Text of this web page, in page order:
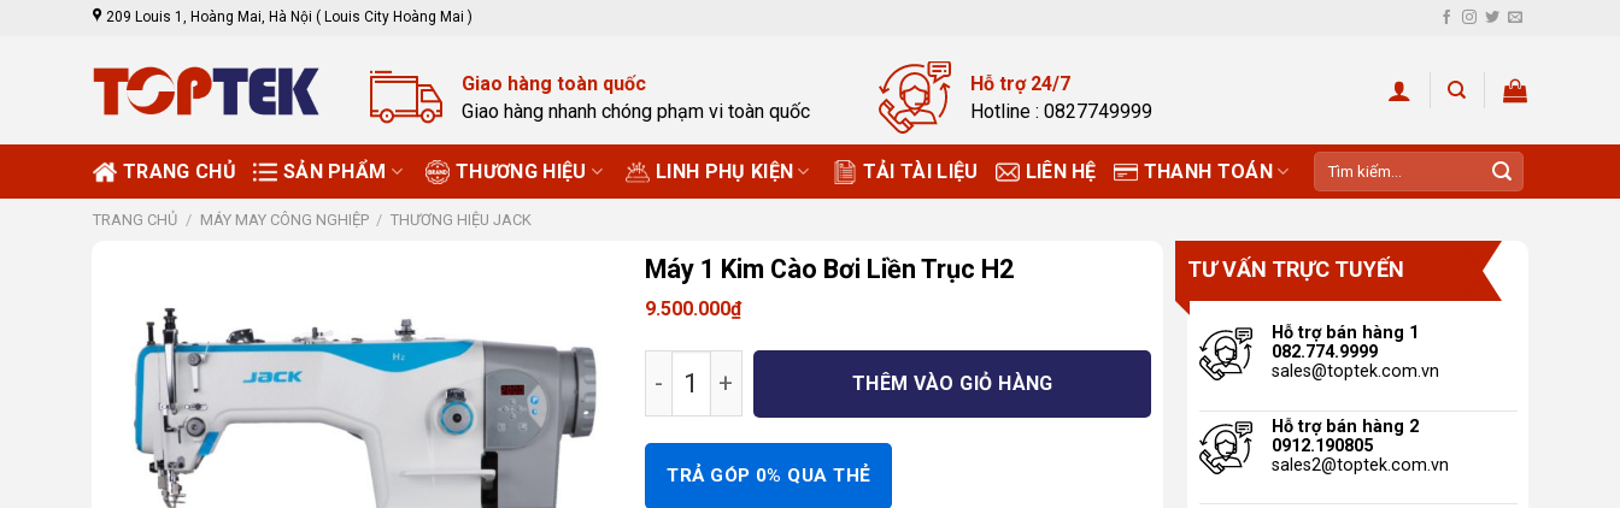
209 Louis 1, Hoàng Mai, Hà Nội ( Louis City Hoàng Mai )
Giao hàng toàn quốc
Giao hàng nhanh chóng phạm vi toàn quốc
Hỗ trợ 24/7
Hotline : 0827749999
TRANG CHỦ SẢN PHẨM THƯƠNG HIỆU LINH PHỤ KIỆN TẢI TÀI LIỆU LIÊN HỆ THANH TOÁN
Tìm
kiếm:
TRANG CHỦ / MÁY MAY CÔNG NGHIỆP / THƯƠNG HIỆU JACK
Máy 1 Kim Cào Bơi Liền Trục H2
9.500.000₫
Máy 1 Kim Cào Bơi Liền Trục H2 số lượng
THÊM VÀO GIỎ HÀNG
TRẢ GÓP 0% QUA THẺ
TƯ VẤN TRỰC TUYẾN
Hỗ trợ bán hàng 1
082.774.9999
sales@toptek.com.vn
Hỗ trợ bán hàng 2
0912.190805
sales2@toptek.com.vn